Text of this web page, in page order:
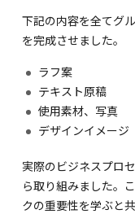
下記の内容を全てグ
を完成させました。
ラフ案
テキスト原稿
使用素材、写真
デザインイメージ
実際のビジネスプロ
ら取り組みました。
クの重要性を学ぶと